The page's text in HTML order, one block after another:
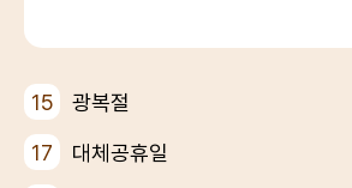
15
광복절
17
대체공휴일